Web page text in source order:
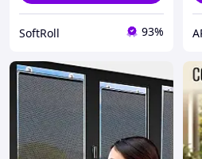
SoftRoll 93%